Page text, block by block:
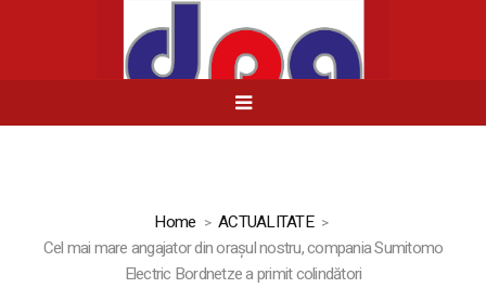
Home
ACTUALITATE
Cel mai mare angajator din orașul nostru, compania Sumitomo
Electric Bordnetze a primit colindători